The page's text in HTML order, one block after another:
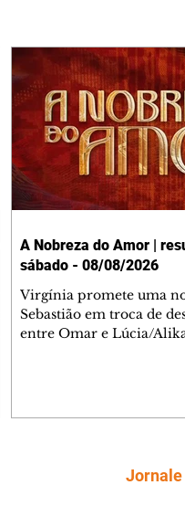
A Nobreza do Amor |
sábado - 08/08/2026
Virgínia promete uma
Sebastião em troca de
entre Omar e Lúcia/
comentam sobre a
tungstênio na região.
Jornale